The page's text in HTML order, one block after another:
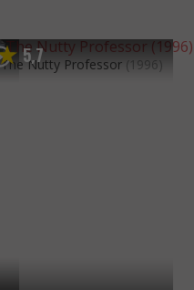
5,7
The Nutty Professor (1996)